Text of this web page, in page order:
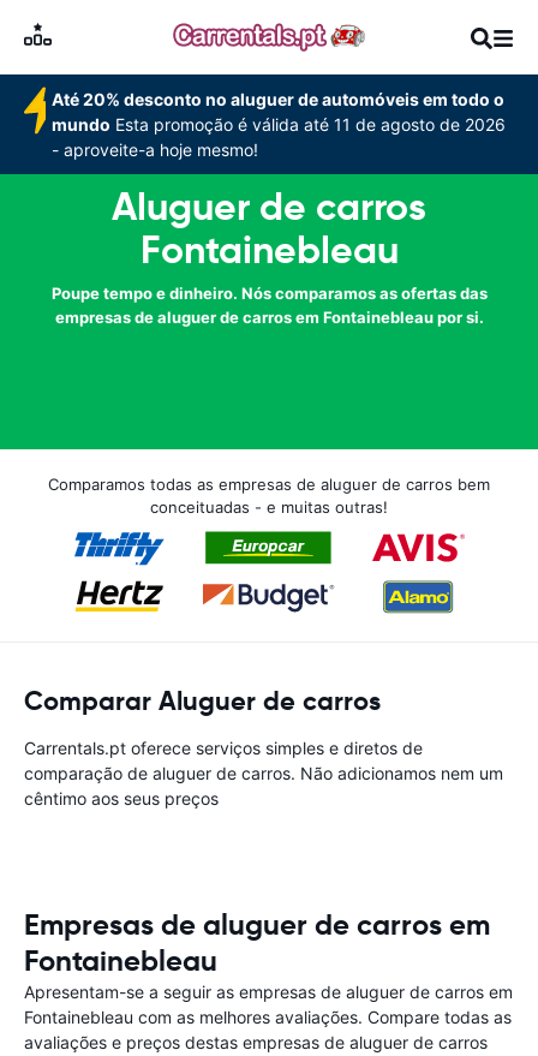
Até 20% desconto no aluguer de automóveis em todo o
mundo Esta promoção é válida até 11 de agosto de 2026
- aproveite-a hoje mesmo!
Aluguer de carros
Fontainebleau
Poupe tempo e dinheiro. Nós comparamos as ofertas das
empresas de aluguer de carros em Fontainebleau por si.
Comparamos todas as empresas de aluguer de carros bem
conceituadas - e muitas outras!
Comparar Aluguer de carros
Carrentals.pt oferece serviços simples e diretos de
comparação de aluguer de carros. Não adicionamos nem um
cêntimo aos seus preços
Empresas de aluguer de carros em
Fontainebleau
Apresentam-se a seguir as empresas de aluguer de carros em
Fontainebleau com as melhores avaliações. Compare todas as
avaliações e preços destas empresas de aluguer de carros